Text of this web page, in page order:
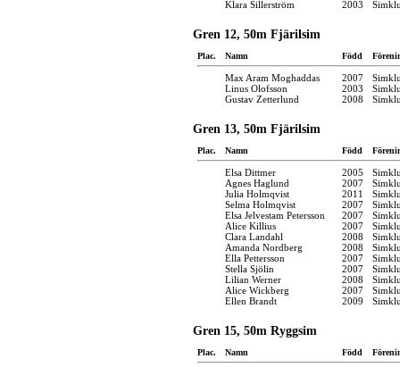
Klara Sillerström 2003
Gren 12, 50m Fjärilsim
Plac. Namn Född
Max Aram Moghaddas 2007
Linus Olofsson
2003
Gustav Zetterlund
2008
Gren 13, 50m Fjärilsim
Plac. Namn Född
Elsa Dittmer 2005
Agnes Haglund
2007
Julia Holmqvist
2011
Selma Holmqvist
2007
Elsa Jelvestam Petersson
2007
Alice Killius
2007
Clara Landahl
2008
Amanda Nordberg
2008
Ella Pettersson
2007
Stella Sjölin
2007
Lilian Werner
2008
Alice Wickberg
2007
Ellen Brandt
2009
Gren 15, 50m Ryggsim
Plac. Namn Född